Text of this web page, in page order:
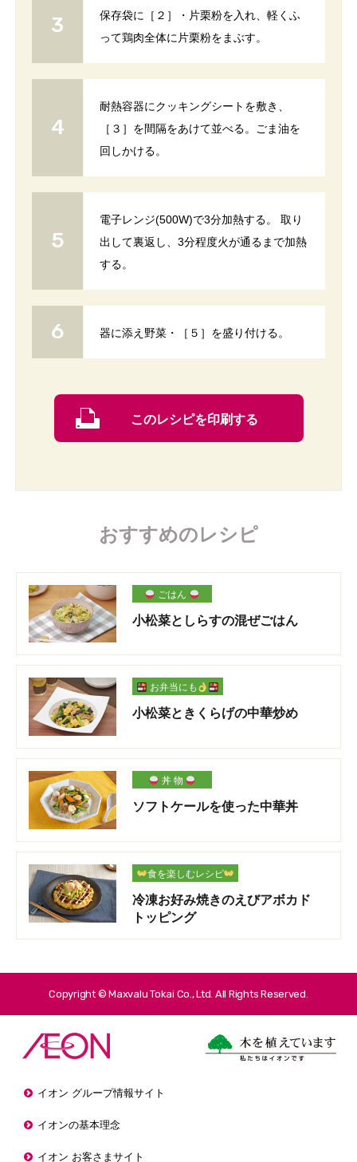
保存袋に［２］・片栗粉を入れ、軽くふ
って鶏肉全体に片栗粉をまぶす。
耐熱容器にクッキングシートを敷き、
［３］を間隔をあけて並べる。ごま油を
回しかける。
電子レンジ(500W)で3分加熱する。 取り
出して裏返し、3分程度火が通るまで加熱
する。
器に添え野菜・［５］を盛り付ける。
このレシピを印刷する
おすすめのレシピ
ごはん
小松菜としらすの混ぜごはん
お弁当にも
小松菜ときくらげの中華炒め
丼 物
ソフトケールを使った中華丼
食を楽しむレシピ
冷凍お好み焼きのえびアボカド
トッピング
Copyright © Maxvalu Tokai Co., Ltd. All Rights Reserved.
イオン グループ情報サイト
イオンの基本理念
イオン お客さまサイト